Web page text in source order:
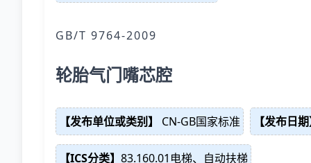
GB/T 9764-2009
轮胎气门嘴芯腔
【发布单位或类别】 CN-GB国家标准 【发布日期
【ICS分类】 83.160.01电梯、自动扶梯